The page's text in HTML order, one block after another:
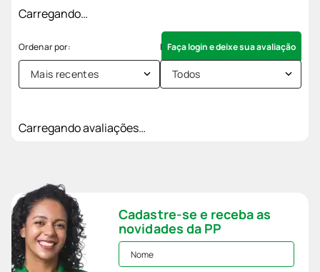
Carregando…
Faça login e deixe sua avaliação
Mais recentes Todos
Carregando avaliações…
Cadastre-se e receba as
novidades da PP